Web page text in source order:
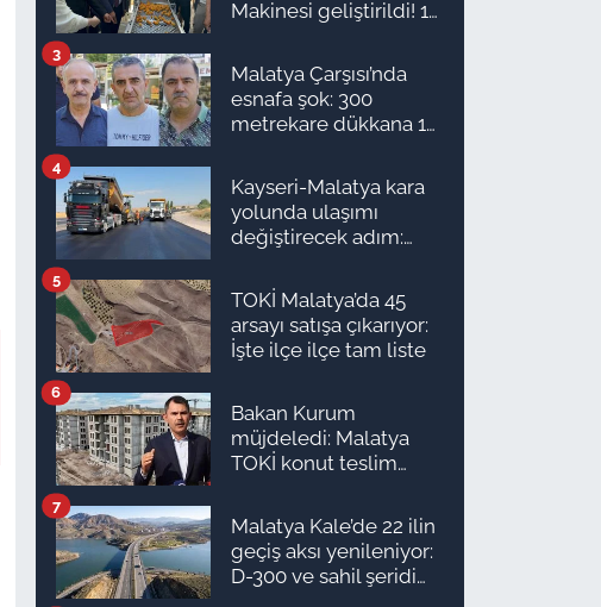
Resmi Gazete: Kritik
yönetmelikler
yürürlükte
Makinesi geliştirildi! 16
Malatya Çarşısı’nda
esnafa şok: 300
metrekare dükkana 1
3
Kayseri-Malatya kara
yolunda ulaşımı
değiştirecek adım:
4
TOKİ Malatya’da 45
arsayı satışa çıkarıyor:
İşte ilçe ilçe tam liste
5
Bakan Kurum
müjdeledi: Malatya
TOKİ konut teslim
ilçe ilçe teslimat
takvimi ve ödeme
planı
6
Malatya Kale’de 22 ilin
geçiş aksı yenileniyor:
D-300 ve sahil şeridi
7